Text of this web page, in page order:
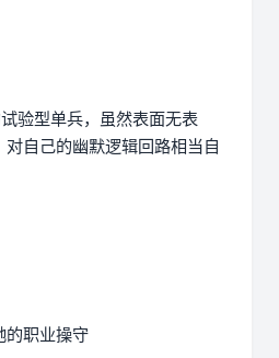
验型单兵，虽然表面无表
自己的幽默逻辑回路相当自
的职业操守